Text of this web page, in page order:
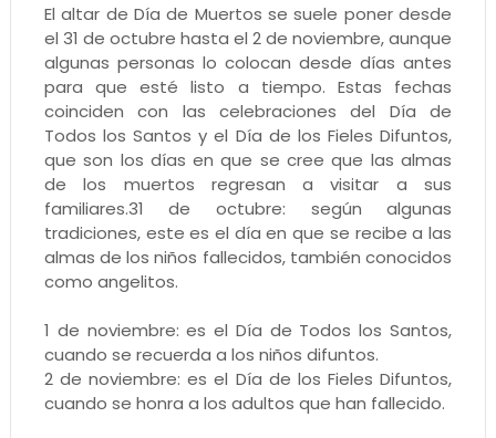
El altar de Día de Muertos se suele poner desde
el 31 de octubre hasta el 2 de noviembre, aunque
algunas personas lo colocan desde días antes
para que esté listo a tiempo. Estas fechas
coinciden con las celebraciones del Día de
Todos los Santos y el Día de los Fieles Difuntos,
que son los días en que se cree que las almas
de los muertos regresan a visitar a sus
familiares.31 de octubre: según algunas
tradiciones, este es el día en que se recibe a las
almas de los niños fallecidos, también conocidos
como angelitos.
1 de noviembre: es el Día de Todos los Santos,
cuando se recuerda a los niños difuntos.
2 de noviembre: es el Día de los Fieles Difuntos,
cuando se honra a los adultos que han fallecido.